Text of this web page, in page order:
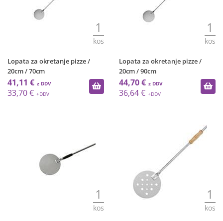
1
kos
Lopata za okretanje pizze /
20cm / 70cm
41,11 €
33,70 €
1
kos
Lopata za okretanje pizze /
20cm / 90cm
44,70 €
36,64 €
1
kos
1
kos